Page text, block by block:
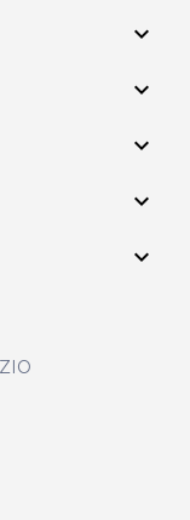
expand_more
expand_more
expand_more
expand_more
expand_more